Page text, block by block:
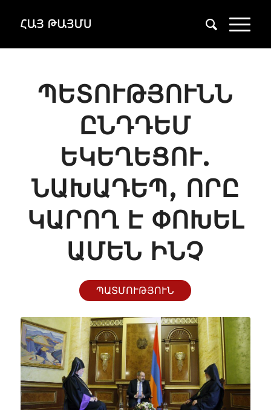
ՊԵՏՈՒԹՅՈՒՆՆ
ԸՆԴԴԵՄ
ԵԿԵՂԵՑՈՒ.
ՆԱԽԱԴԵՊ, ՈՐԸ
ԿԱՐՈՂ Է ՓՈԽԵԼ
ԱՄԵՆ ԻՆՉ
ՊԱՏՄՈՒԹՅՈՒՆ